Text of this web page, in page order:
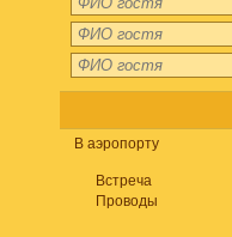
В аэропорту
Встреча
Проводы